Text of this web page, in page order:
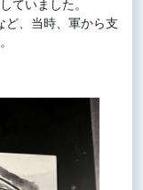
ていました。
ど、当時、軍から支